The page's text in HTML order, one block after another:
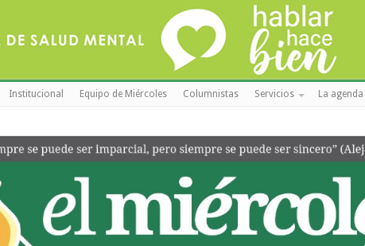
Institucional Equipo de Miércoles Columnistas Servicios La